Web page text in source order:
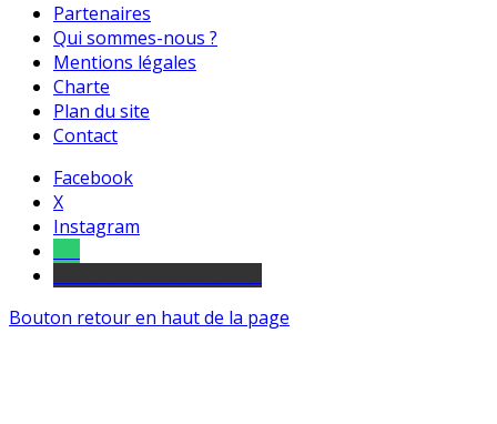
Partenaires
Qui sommes-nous ?
Mentions légales
Charte
Plan du site
Contact
Facebook
X
Instagram
Bouton retour en haut de la page